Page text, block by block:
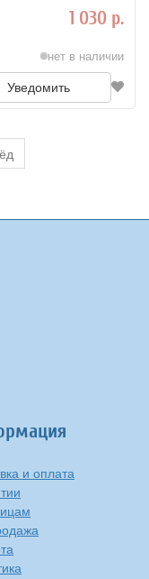
1 030 р.
нет в наличии
Уведомить
и оплата